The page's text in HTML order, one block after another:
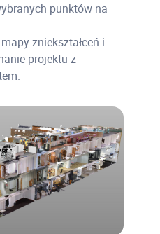
punktów na
zniekształceń i
projektu z